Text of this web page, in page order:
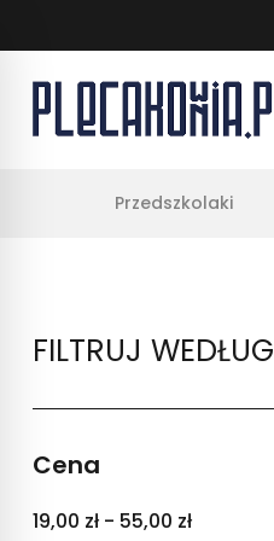
Przedszkolaki
FILTRUJ WEDŁUG
Cena
19,00 zł - 55,00 zł